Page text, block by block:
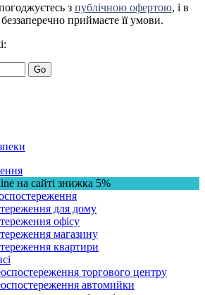
з публічною офертою, і в
приймаєте її умови.
Go
на сайті знижка 5%
для дому
офісу
магазину
квартири
торгового центру
автомийки